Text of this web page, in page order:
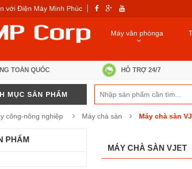
với Điện Máy Minh Phúc
Máy văn phònga
TOÀN QUỐC HỖ TRỢ 24/7
MỤC SẢN PHẨM
công-nông nghiệp Máy chà sàn Máy chà sàn
MÁY CHÀ SÀN VJET
PHẨM